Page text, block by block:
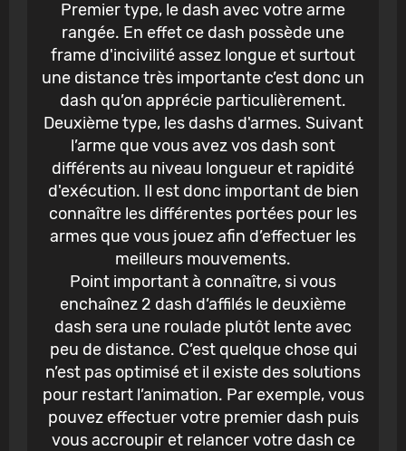
Premier type, le dash avec votre arme
rangée. En effet ce dash possède une
frame d'incivilité assez longue et surtout
une distance très importante c’est donc un
dash qu’on apprécie particulièrement.
Deuxième type, les dashs d'armes. Suivant
l’arme que vous avez vos dash sont
différents au niveau longueur et rapidité
d'exécution. Il est donc important de bien
connaître les différentes portées pour les
armes que vous jouez afin d’effectuer les
meilleurs mouvements.
Point important à connaître, si vous
enchaînez 2 dash d’affilés le deuxième
dash sera une roulade plutôt lente avec
peu de distance. C’est quelque chose qui
n’est pas optimisé et il existe des solutions
pour restart l’animation. Par exemple, vous
pouvez effectuer votre premier dash puis
vous accroupir et relancer votre dash ce